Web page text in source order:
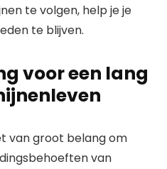
te volgen, help je je
te blijven.
voor een lang
van groot belang om
van